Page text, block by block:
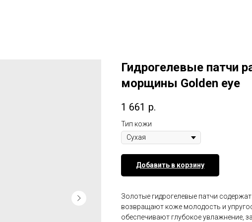
Гидрогелевые патчи
морщины Golden eye
1 661 р.
Тип кожи
Добавить в корзину
Золотые гидрогелевые патчи
возвращают коже молодость и
обеспечивают глубокое увлажнение,